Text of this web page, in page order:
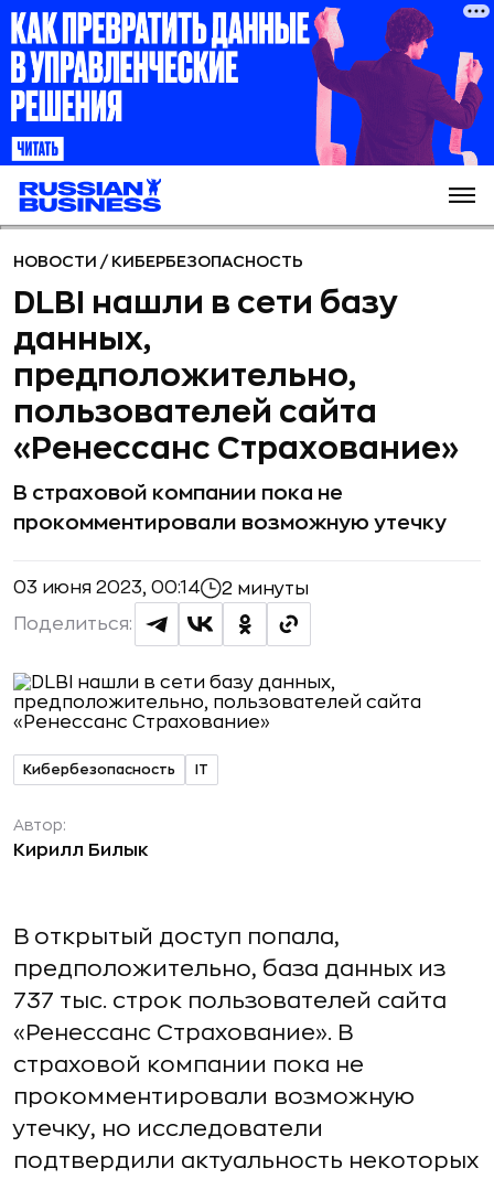
НОВОСТИ / КИБЕРБЕЗОПАСНОСТЬ
DLBI нашли в сети базу
данных,
предположительно,
пользователей сайта
«Ренессанс Страхование»
В страховой компании пока не
прокомментировали возможную утечку
03 июня 2023, 00:14 2 минуты
Поделиться:
Кибербезопасность IT
Автор:
Кирилл Билык
В открытый доступ попала,
предположительно, база данных из
737 тыс. строк пользователей сайта
«Ренессанс Страхование». В
страховой компании пока не
прокомментировали возможную
утечку, но исследователи
подтвердили актуальность некоторых